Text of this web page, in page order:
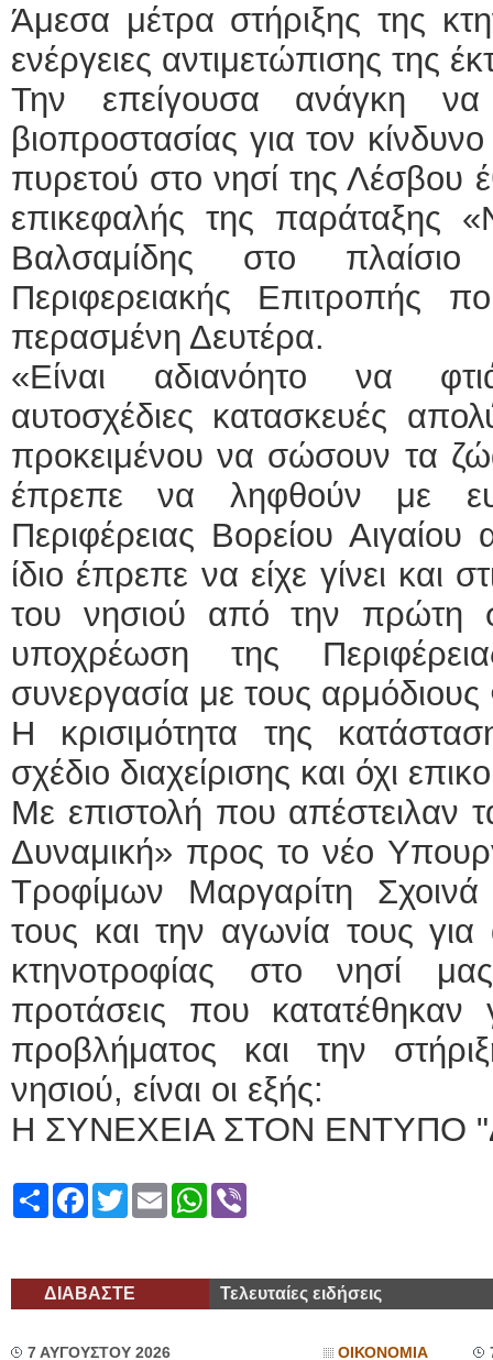
Άμεσα μέτρα στήριξης της
ενέργειες αντιμετώπισης της
Την επείγουσα ανάγκη
βιοπροστασίας για τον
πυρετού στο νησί της Λέσβου
επικεφαλής της παράταξης
Βαλσαμίδης στο
Περιφερειακής Επιτροπής
περασμένη Δευτέρα.
«Είναι αδιανόητο να
αυτοσχέδιες κατασκευές
προκειμένου να σώσουν τα
έπρεπε να ληφθούν με
Περιφέρειας Βορείου
ίδιο έπρεπε να είχε γίνει και
του νησιού από την πρώτη
υποχρέωση της
συνεργασία με τους
Η κρισιμότητα της
σχέδιο διαχείρισης και όχι
Με επιστολή που απέστειλαν
Δυναμική» προς το νέο
Τροφίμων Μαργαρίτη Σχοινά
τους και την αγωνία τους
κτηνοτροφίας στο νησί
προτάσεις που κατατέθηκαν
προβλήματος και την
νησιού, είναι οι εξής:
Η ΣΥΝΕΧΕΙΑ ΣΤΟΝ ΕΝΤΥΠΟ
ShareFacebook
TwitterEmailWhatsApp
ΔΙΑΒΑΣΤΕ Τελευταίες ειδήσεις
7 ΑΥΓΟΥΣΤΟΥ 2026 ΟΙΚΟΝΟΜΙΑ